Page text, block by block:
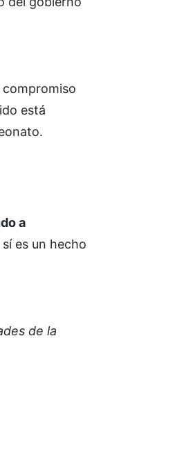
compromiso
está
a
sí es un hecho
de la